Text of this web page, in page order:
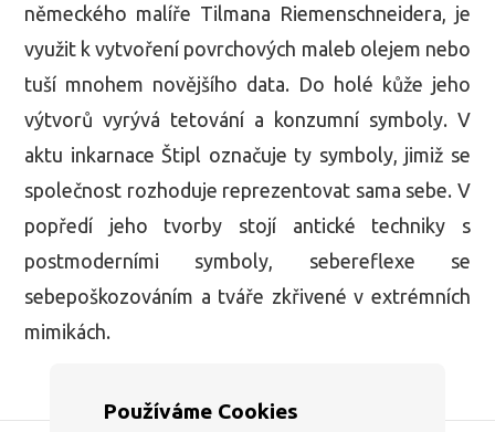
německého malíře Tilmana Riemenschneidera, je
využit k vytvoření povrchových maleb olejem nebo
tuší mnohem novějšího data. Do holé kůže jeho
výtvorů vyrývá tetování a konzumní symboly. V
aktu inkarnace Štipl označuje ty symboly, jimiž se
společnost rozhoduje reprezentovat sama sebe. V
popředí jeho tvorby stojí antické techniky s
postmoderními symboly, sebereflexe se
sebepoškozováním a tváře zkřivené v extrémních
mimikách.
Používáme Cookies